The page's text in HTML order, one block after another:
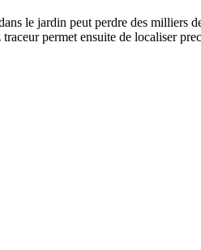
le jardin peut perdre des milliers
permet ensuite de localiser